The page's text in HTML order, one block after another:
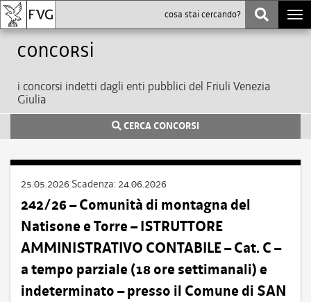
Concorsi
i concorsi indetti dagli enti pubblici del Friuli Venezia
Giulia
CERCA CONCORSI
25.05.2026 Scadenza: 24.06.2026
242/26 – Comunità di montagna del
Natisone e Torre – ISTRUTTORE
AMMINISTRATIVO CONTABILE – Cat. C –
a tempo parziale (18 ore settimanali) e
indeterminato – presso il Comune di SAN